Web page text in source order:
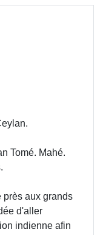
Tomé. Mahé.
près aux grands
d'aller
indienne afin